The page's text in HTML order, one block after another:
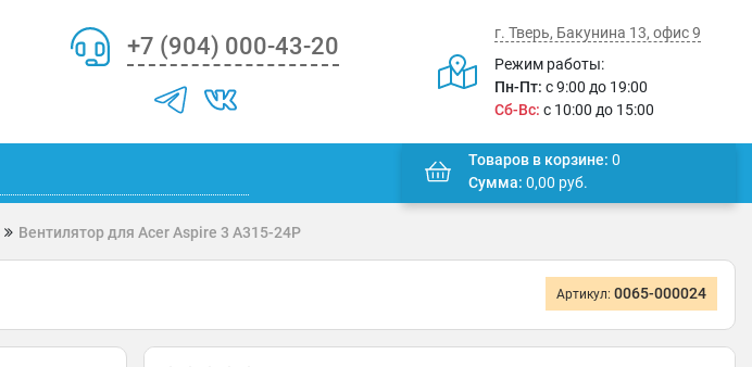
+7 (904) 000-43-20
г. Тверь, Бакунина 13, офис 9
Режим работы:
Пн-Пт: с 9:00 до 19:00
Сб-Вс: с 10:00 до 15:00
Товаров в корзине: 0
Сумма: 0,00 руб.
Вентилятор для Acer Aspire 3 A315-24P
Артикул: 0065-000024